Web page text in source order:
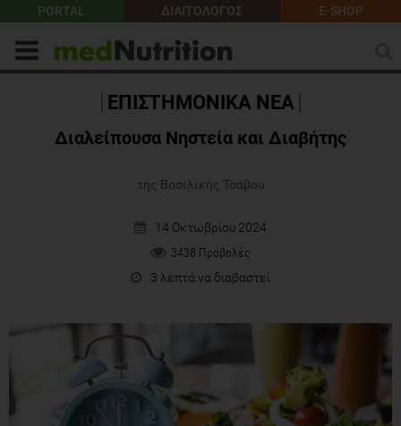
PORTAL ΔΙΑΙΤΟΛΟΓΟΣ E-SHOP
ΕΠΙΣΤΗΜΟΝΙΚΑ ΝΕΑ
Διαλείπουσα Νηστεία και Διαβήτης
της Βασιλικής Τσάβου
14 Οκτωβρίου 2024
3438 Προβολές
3 λεπτά να διαβαστεί